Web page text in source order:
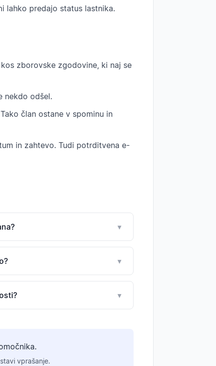
lahko predajo status lastnika.
zborovske zgodovine, ki naj se
nekdo odšel.
član ostane v spominu in
in zahtevo. Tudi potrditvena e-
▾
▾
▾
vprašanje.